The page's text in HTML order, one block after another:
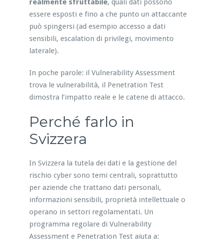
realmente sfruttabile, quali dati possono
essere esposti e fino a che punto un attaccante
può spingersi (ad esempio accesso a dati
sensibili, escalation di privilegi, movimento
laterale).
In poche parole: il Vulnerability Assessment
trova le vulnerabilità, il Penetration Test
dimostra l’impatto reale e le catene di attacco.
Perché farlo in
Svizzera
In Svizzera la tutela dei dati e la gestione del
rischio cyber sono temi centrali, soprattutto
per aziende che trattano dati personali,
informazioni sensibili, proprietà intellettuale o
operano in settori regolamentati. Un
programma regolare di Vulnerability
Assessment e Penetration Test aiuta a: